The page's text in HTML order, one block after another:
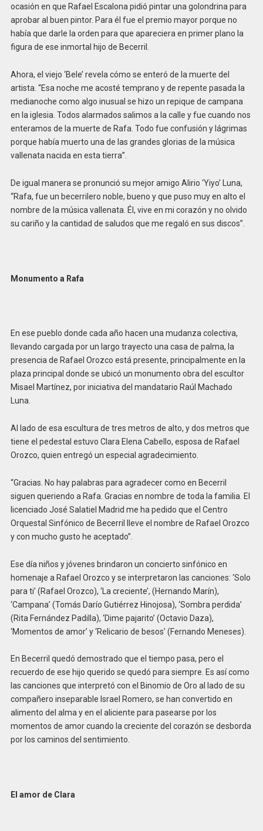
ocasión en que Rafael Escalona pidió pintar una golondrina para
aprobar al buen pintor. Para él fue el premio mayor porque no
había que darle la orden para que apareciera en primer plano la
figura de ese inmortal hijo de Becerril.
Ahora, el viejo ‘Bele’ revela cómo se enteró de la muerte del
artista. “Esa noche me acosté temprano y de repente pasada la
medianoche como algo inusual se hizo un repique de campana
en la iglesia. Todos alarmados salimos a la calle y fue cuando nos
enteramos de la muerte de Rafa. Todo fue confusión y lágrimas
porque había muerto una de las grandes glorias de la música
vallenata nacida en esta tierra”.
De igual manera se pronunció su mejor amigo Alirio ‘Yiyo’ Luna,
“Rafa, fue un becerrilero noble, bueno y que puso muy en alto el
nombre de la música vallenata. Él, vive en mi corazón y no olvido
su cariño y la cantidad de saludos que me regaló en sus discos”.
Monumento a Rafa
En ese pueblo donde cada año hacen una mudanza colectiva,
llevando cargada por un largo trayecto una casa de palma, la
presencia de Rafael Orozco está presente, principalmente en la
plaza principal donde se ubicó un monumento obra del escultor
Misael Martínez, por iniciativa del mandatario Raúl Machado
Luna.
Al lado de esa escultura de tres metros de alto, y dos metros que
tiene el pedestal estuvo Clara Elena Cabello, esposa de Rafael
Orozco, quien entregó un especial agradecimiento.
“Gracias. No hay palabras para agradecer como en Becerril
siguen queriendo a Rafa. Gracias en nombre de toda la familia. El
licenciado José Salatiel Madrid me ha pedido que el Centro
Orquestal Sinfónico de Becerril lleve el nombre de Rafael Orozco
y con mucho gusto he aceptado”.
Ese día niños y jóvenes brindaron un concierto sinfónico en
homenaje a Rafael Orozco y se interpretaron las canciones: ‘Solo
para ti’ (Rafael Orozco), ‘La creciente’, (Hernando Marín),
‘Campana’ (Tomás Darío Gutiérrez Hinojosa), ‘Sombra perdida’
(Rita Fernández Padilla), ‘Dime pajarito’ (Octavio Daza),
‘Momentos de amor’ y ‘Relicario de besos’ (Fernando Meneses).
En Becerril quedó demostrado que el tiempo pasa, pero el
recuerdo de ese hijo querido se quedó para siempre. Es así como
las canciones que interpretó con el Binomio de Oro al lado de su
compañero inseparable Israel Romero, se han convertido en
alimento del alma y en el aliciente para pasearse por los
momentos de amor cuando la creciente del corazón se desborda
por los caminos del sentimiento.
El amor de Clara